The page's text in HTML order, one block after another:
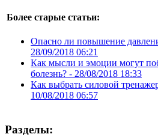
Более старые статьи:
Опасно ли повышение
28/09/2018 06:21
Как мысли и эмоции могут
болезнь? - 28/08/2018 18:33
Как выбрать силовой
10/08/2018 06:57
Разделы: